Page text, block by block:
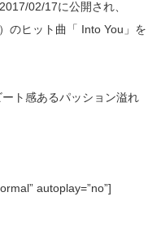
02/17に公開され、
のヒット曲「 Into You」を
ト感あるパッション溢れ
autoplay=”no”]